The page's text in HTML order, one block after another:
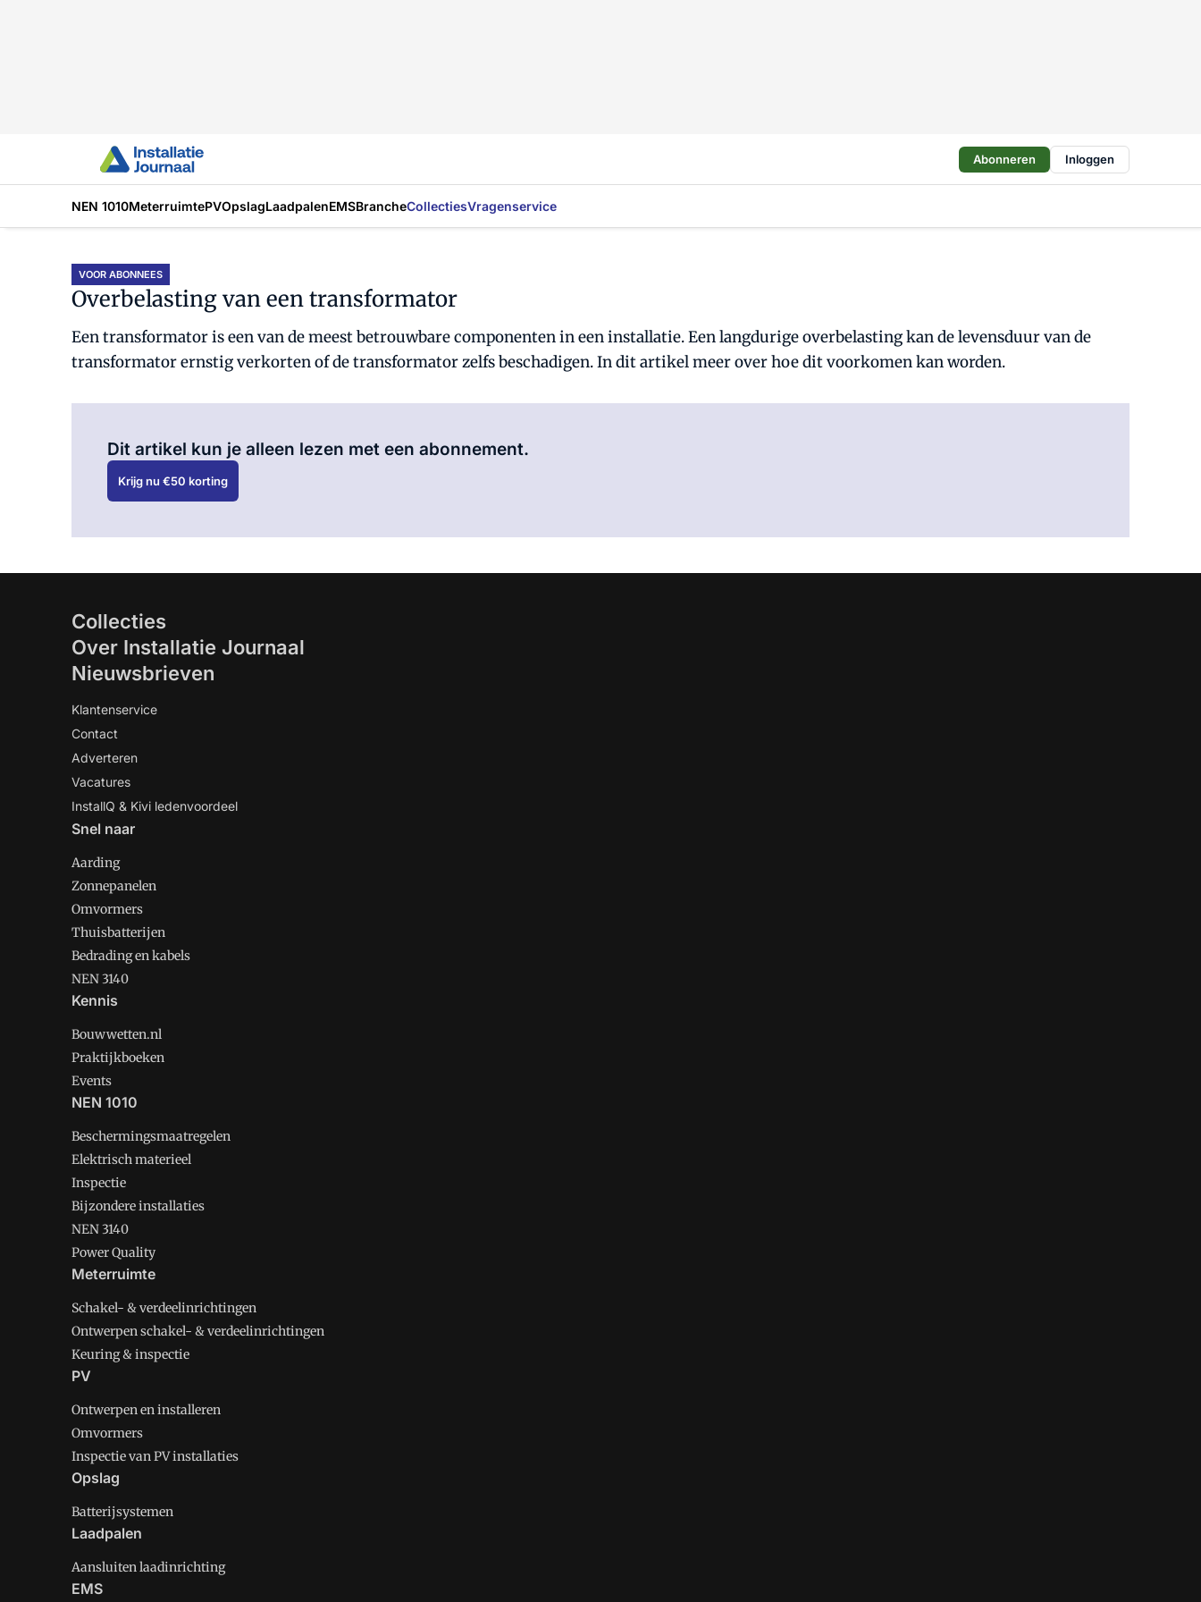
Abonneren Inloggen
NEN 1010MeterruimtePVOpslagLaadpalenEMSBrancheCollectiesVragenservice
VOOR ABONNEES
Overbelasting van een transformator
Een transformator is een van de meest betrouwbare componenten in een installatie. Een langdurige overbelasting kan de levensduur van de
transformator ernstig verkorten of de transformator zelfs beschadigen. In dit artikel meer over hoe dit voorkomen kan worden.
Dit artikel kun je alleen lezen met een abonnement.
Krijg nu €50 korting
Collecties
Over Installatie Journaal
Nieuwsbrieven
Klantenservice
Contact
Adverteren
Vacatures
InstallQ & Kivi ledenvoordeel
Snel naar
Aarding
Zonnepanelen
Omvormers
Thuisbatterijen
Bedrading en kabels
NEN 3140
Kennis
Bouwwetten.nl
Praktijkboeken
Events
NEN 1010
Beschermingsmaatregelen
Elektrisch materieel
Inspectie
Bijzondere installaties
NEN 3140
Power Quality
Meterruimte
Schakel- & verdeelinrichtingen
Ontwerpen schakel- & verdeelinrichtingen
Keuring & inspectie
PV
Ontwerpen en installeren
Omvormers
Inspectie van PV installaties
Opslag
Batterijsystemen
Laadpalen
Aansluiten laadinrichting
EMS